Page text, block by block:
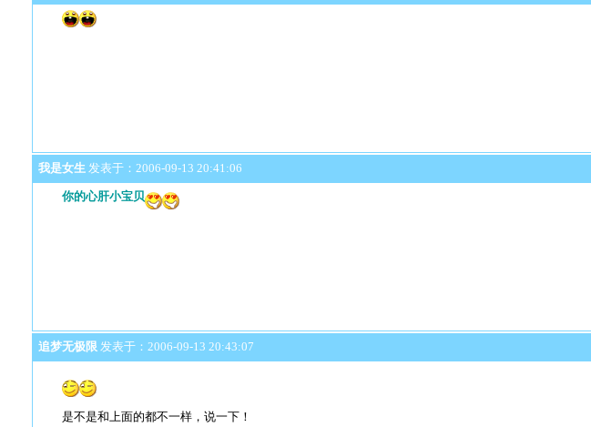
我是女生发表于：2006-09-13 20:41:06
你的心肝小宝贝
追梦无极限发表于：2006-09-13 20:43:07
是不是和上面的都不一样，说一下！